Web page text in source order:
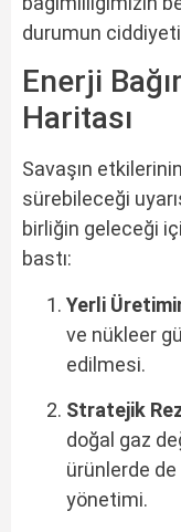
durumun
Enerji
Haritası
Savaşın
sürebileceği
birliğin geleceği
bastı:
Yerli
ve nükleer
edilmesi.
Stratejik
doğal gaz
ürünlerde
yönetimi.